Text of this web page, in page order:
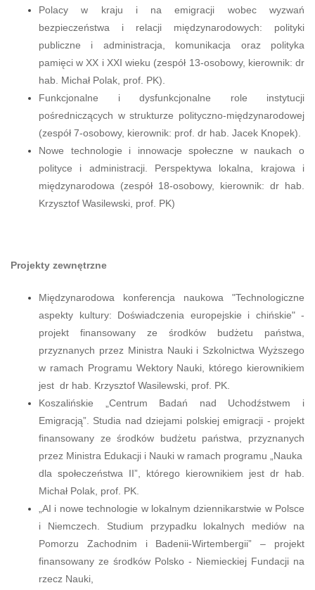
Polacy w kraju i na emigracji wobec wyzwań
bezpieczeństwa i relacji międzynarodowych: polityki
publiczne i administracja, komunikacja oraz polityka
pamięci w XX i XXI wieku (zespół 13-osobowy, kierownik: dr
hab. Michał Polak, prof. PK).
Funkcjonalne i dysfunkcjonalne role instytucji
pośredniczących w strukturze polityczno-międzynarodowej
(zespół 7-osobowy, kierownik: prof. dr hab. Jacek Knopek).
Nowe technologie i innowacje społeczne w naukach o
polityce i administracji. Perspektywa lokalna, krajowa i
międzynarodowa (zespół 18-osobowy, kierownik: dr hab.
Krzysztof Wasilewski, prof. PK)
Projekty zewnętrzne
Międzynarodowa konferencja naukowa "Technologiczne
aspekty kultury: Doświadczenia europejskie i chińskie" -
projekt finansowany ze środków budżetu państwa,
przyznanych przez Ministra Nauki i Szkolnictwa Wyższego
w ramach Programu Wektory Nauki, którego kierownikiem
jest dr hab. Krzysztof Wasilewski, prof. PK.
Koszalińskie „Centrum Badań nad Uchodźstwem i
Emigracją”. Studia nad dziejami polskiej emigracji - projekt
finansowany ze środków budżetu państwa, przyznanych
przez Ministra Edukacji i Nauki w ramach programu „Nauka
dla społeczeństwa II”, którego kierownikiem jest dr hab.
Michał Polak, prof. PK.
„AI i nowe technologie w lokalnym dziennikarstwie w Polsce
i Niemczech. Studium przypadku lokalnych mediów na
Pomorzu Zachodnim i Badenii-Wirtembergii” – projekt
finansowany ze środków Polsko - Niemieckiej Fundacji na
rzecz Nauki,